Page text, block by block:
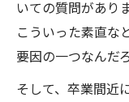
いての質問があり
こういった素直な
要因の一つなんだ
そして、卒業間近